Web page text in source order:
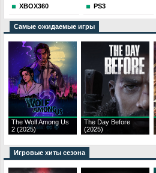
XBOX360 PS3
Самые ожидаемые игры
The Wolf Among Us
2 (2025)
The Day Before
(2025)
Игровые хиты сезона